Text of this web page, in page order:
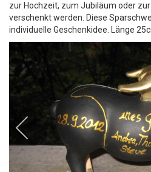
zur Hochzeit, zum Jubiläum oder
verschenkt werden. Diese
individuelle Geschenkidee. Länge